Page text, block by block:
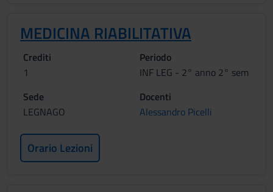
MEDICINA RIABILITATIVA
Crediti
1
Periodo
INF LEG - 2° anno 2° sem
Sede
LEGNAGO
Docenti
Alessandro Picelli
Orario Lezioni